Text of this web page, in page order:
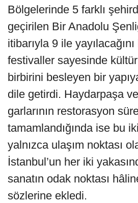
Bölgelerinde 5 farklı
geçirilen Bir Anadolu
itibarıyla 9 ile
festivaller sayesinde
birbirini besleyen bir
dile getirdi. Haydarpaşa
garlarının restorasyon
tamamlandığında ise bu
yalnızca ulaşım noktası
İstanbul’un her iki
sanatın odak noktası
sözlerine ekledi.